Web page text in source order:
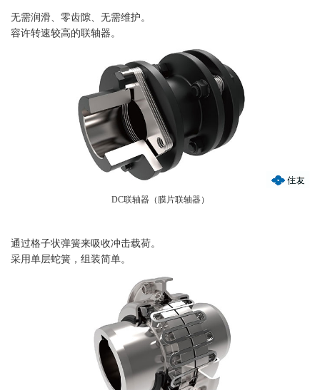
无需润滑、零齿隙、无需维护。
容许转速较高的联轴器。
DC联轴器（膜片联轴器）
通过格子状弹簧来吸收冲击载荷。
采用单层蛇簧，组装简单。